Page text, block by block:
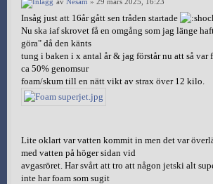
Insåg just att 16år gått sen tråden startade
Nu ska iaf skrovet få en omgång som jag länge
göra" då den känts
tung i baken i x antal år & jag förstår nu att så var
ca 50% genomsur
foam/skum till en nätt vikt av strax över 12 kilo.
Lite oklart var vatten kommit in men det var
med vatten på höger sidan vid
avgasröret. Har svårt att tro att någon jetski alt
inte har foam som sugit